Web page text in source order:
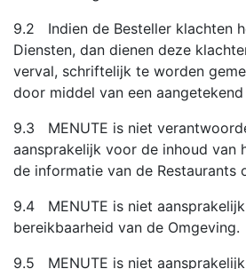
9.2 Indien de Besteller klachten
Diensten, dan dienen deze
verval, schriftelijk te worden
door middel van een
9.3 MENUTE is niet
aansprakelijk voor de inhoud van
de informatie van de Restaurants
9.4 MENUTE is niet
bereikbaarheid van de Omgeving.
9.5 MENUTE is niet